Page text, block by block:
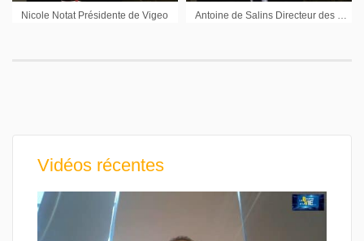
Nicole Notat Présidente de Vigeo
Vidéos récentes